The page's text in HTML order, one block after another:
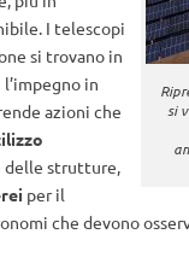
si
I telescopi
si trovano in
in
azioni che
delle strutture,
per il
che devono